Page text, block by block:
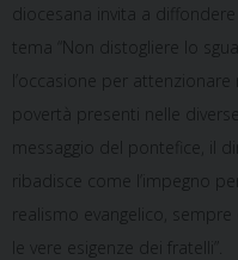
diocesana invita a
tema “Non distogliere lo
l’occasione per
povertà presenti nelle
messaggio del pontefice, il
ribadisce come l’impegno
realismo evangelico,
le vere esigenze dei fratelli”.